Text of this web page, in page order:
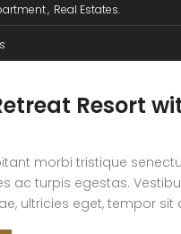
Real Estates
Resort
morbi tristique
ac turpis egestas.
ultricies eget, tempor sit